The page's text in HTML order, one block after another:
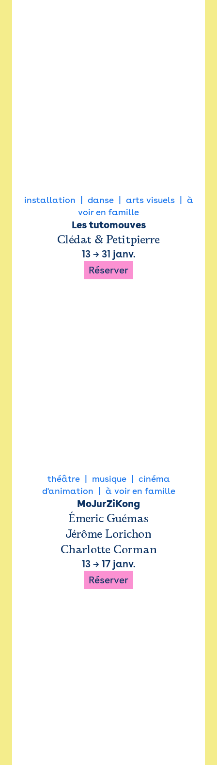
installation danse arts visuels
à
voir en famille
Les tutomouves
Clédat & Petitpierre
13→ 31 janv.
Réserver
théâtre musique
cinéma
d'animation
à voir en famille
MoJurZiKong
Émeric Guémas
Jérôme Lorichon
Charlotte Corman
13→ 17 janv.
Réserver